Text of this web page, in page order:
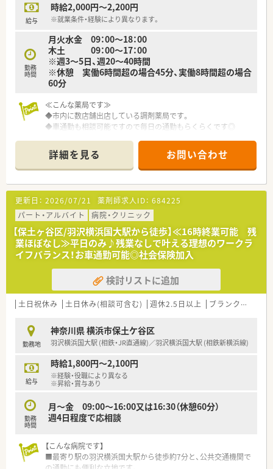
給与
時給2,000円～2,200円
※就業条件・経験により異なります。
勤務
時間
月火水金 09：00～18：00
木土 09：00～17：00
※週3～5日、週20～40時間
※休憩 実働6時間超の場合45分、実働8時間超の場合
60分
≪こんな薬局です≫
◆市内に数店舗出店している調剤薬局です。
◆車通勤も相談可能ですので毎日の通勤もらくらくです◎
大手薬局での外部研修やマナー研修あります。
◆最新の機材が揃っているので、効率よく・安全に調剤が行えま
す♪
詳細を見る お問い合わせ
更新日： 2026/07/21 薬剤師求人ID： 684225
パート・アルバイト
病院・クリニック
【保土ヶ谷区/羽沢横浜国大駅から徒歩】≪16時終業可能 残
業ほぼなし≫平日のみ♪残業なしで叶える理想のワークラ
イフバランス！お車通勤可能◎社会保険加入
検討リストに追加
土日祝休み 土日休み(相談可含む) 週休2.5日以上 ブランク可
勤務地
神奈川県 横浜市保土ケ谷区
羽沢横浜国大駅 (相鉄・JR直通線)／羽沢横浜国大駅 (相鉄新横浜線)
給与
時給1,800円～2,100円
※経験・役職により異なる
※昇給・賞与あり
勤務
時間
月～金 09:00～16:00又は16:30（休憩60分）
週4日程度で応相談
【こんな病院です】
■最寄り駅の羽沢横浜国大駅から徒歩約7分と、公共交通機関で